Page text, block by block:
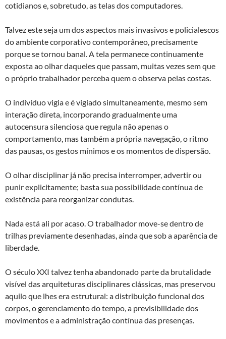
cotidianos e, sobretudo, as telas dos computadores.
Talvez este seja um dos aspectos mais invasivos e policialescos
do ambiente corporativo contemporâneo, precisamente
porque se tornou banal. A tela permanece continuamente
exposta ao olhar daqueles que passam, muitas vezes sem que
o próprio trabalhador perceba quem o observa pelas costas.
O indivíduo vigia e é vigiado simultaneamente, mesmo sem
interação direta, incorporando gradualmente uma
autocensura silenciosa que regula não apenas o
comportamento, mas também a própria navegação, o ritmo
das pausas, os gestos mínimos e os momentos de dispersão.
O olhar disciplinar já não precisa interromper, advertir ou
punir explicitamente; basta sua possibilidade contínua de
existência para reorganizar condutas.
Nada está ali por acaso. O trabalhador move-se dentro de
trilhas previamente desenhadas, ainda que sob a aparência de
liberdade.
O século XXI talvez tenha abandonado parte da brutalidade
visível das arquiteturas disciplinares clássicas, mas preservou
aquilo que lhes era estrutural: a distribuição funcional dos
corpos, o gerenciamento do tempo, a previsibilidade dos
movimentos e a administração contínua das presenças.